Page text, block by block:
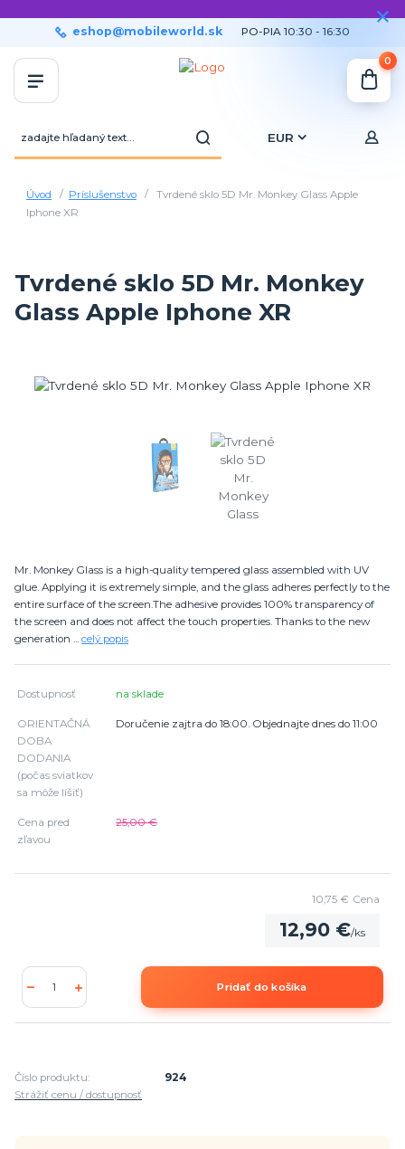
EUR
eshop@mobileworld.sk PO-PIA 10:30 - 16:30
0
Úvod Príslušenstvo
Tvrdené sklo 5D Mr. Monkey Glass Apple
Iphone XR
Tvrdené sklo 5D Mr. Monkey
Glass Apple Iphone XR
Mr. Monkey Glass is a high-quality tempered glass assembled with UV
glue. Applying it is extremely simple, and the glass adheres perfectly to the
entire surface of the screen.The adhesive provides 100% transparency of
the screen and does not affect the touch properties. Thanks to the new
generation ... celý popis
Dostupnosť na sklade
ORIENTAČNÁ
DOBA
DODANIA
(počas sviatkov
sa môže líšiť)
Doručenie zajtra do 18:00. Objednajte dnes do 11:00
Cena pred
zľavou
25,00 €
12,90 €/ks
10,75 € Cena
Pridať do košíka
Číslo produktu:
924
Strážiť cenu / dostupnosť